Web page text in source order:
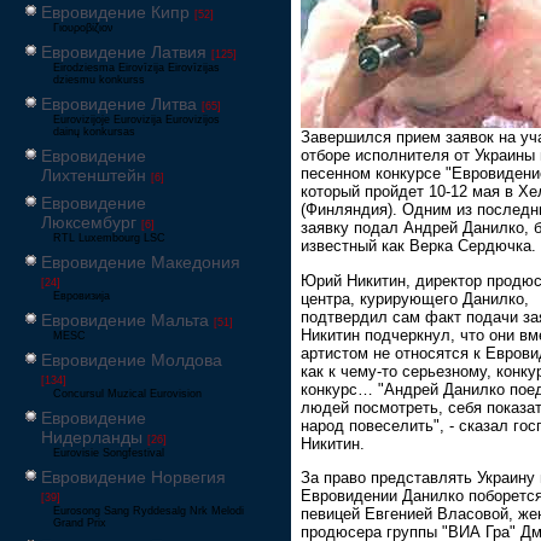
Евровидение Кипр [52]
Γιουροβίζιον
Евровидение Латвия [125]
Eirodziesma Eirovīzija Eirovīzijas
dziesmu konkurss
Евровидение Литва [65]
Eurovizijoje Eurovizija Eurovizijos
dainų konkursas
Евровидение
Лихтенштейн [6]
Евровидение
Люксембург [6]
RTL Luxembourg LSC
Евровидение Македония
[24]
Евровизија
Евровидение Мальта [51]
MESC
Евровидение Молдова
[134]
Concursul Muzical Eurovision
Евровидение
Нидерланды [26]
Eurovisie Songfestival
Евровидение Норвегия
[39]
Eurosong Sang Ryddesalg Nrk Melodi
Grand Prix
Завершился прием заявок на
отборе исполнителя от Украины
песенном конкурсе
который пройдет 10-12 мая в
(Финляндия). Одним из
заявку подал Андрей Данилко,
известный как Верка Сердючка.
Юрий Никитин, директор
центра, курирующего Данилко,
подтвердил сам факт подачи
Никитин подчеркнул, что они
артистом не относятся к
как к чему-то серьезному,
конкурс… "Андрей Данилко
людей посмотреть, себя
народ повеселить", - сказал
Никитин.
За право представлять Украину
Евровидении Данилко
певицей Евгенией Власовой,
продюсера группы "ВИА Гра"